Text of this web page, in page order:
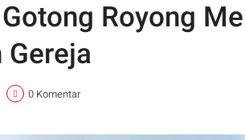
Royong
0 Komentar